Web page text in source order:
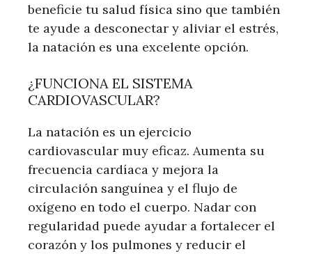
beneficie tu salud física sino que también
te ayude a desconectar y aliviar el estrés,
la natación es una excelente opción.
¿FUNCIONA EL SISTEMA
CARDIOVASCULAR?
La natación es un ejercicio
cardiovascular muy eficaz. Aumenta su
frecuencia cardíaca y mejora la
circulación sanguínea y el flujo de
oxígeno en todo el cuerpo. Nadar con
regularidad puede ayudar a fortalecer el
corazón y los pulmones y reducir el